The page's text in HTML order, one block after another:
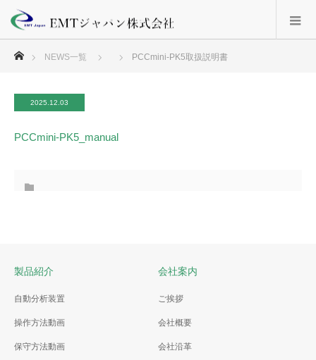
ホーム
NEWS一覧 PCCmini-PK5取扱説明書
2025.12.03
PCCmini-PK5_manual
製品紹介
自動分析装置
操作方法動画
保守方法動画
会社案内
ご挨拶
会社概要
会社沿革